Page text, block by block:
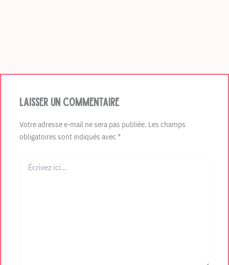
Laisser un commentaire
Votre adresse e-mail ne sera pas publiée. Les champs
obligatoires sont indiqués avec*
ici…